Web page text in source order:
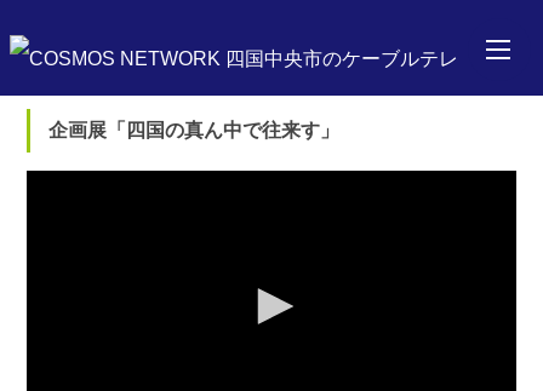
企画展「四国の真ん中で往来す」